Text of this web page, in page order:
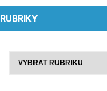
RUBRIKY